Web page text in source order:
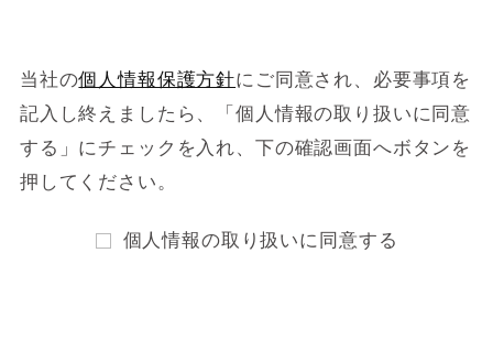
当社の個人情報保護方針にご同意され、必要事項を
記入し終えましたら、
「個人情報の取り扱いに同意
する」にチェックを入れ、下の確認画面へボタンを
押してください。
個人情報の取り扱いに同意する